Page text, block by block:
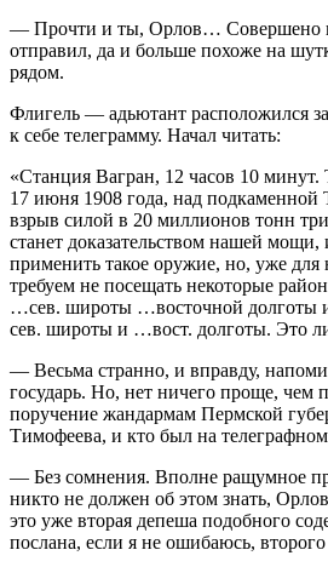
— Прочти и ты, Орлов… Совершено
отправил, да и больше похоже на
рядом.
Флигель — адьютант расположился
к себе телеграмму. Начал читать:
«Станция Вагран, 12 часов 10 минут.
17 июня 1908 года, над подкаменной
взрыв силой в 20 миллионов тонн
станет доказательством нашей мощи,
применить такое оружие, но, уже
требуем не посещать некоторые
…сев. широты …восточной долготы
сев. широты и …вост. долготы. Это
— Весьма странно, и вправду,
государь. Но, нет ничего проще, чем
поручение жандармам Пермской
Тимофеева, и кто был на
— Без сомнения. Вполне ращумное
никто не должен об этом знать,
это уже вторая депеша подобного
послана, если я не ошибаюсь,